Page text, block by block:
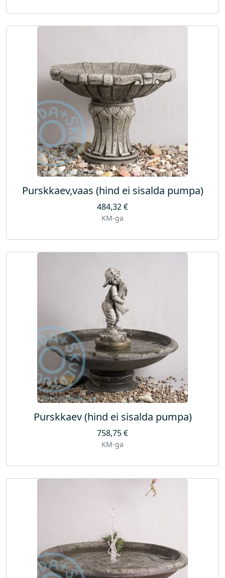
Purskkaev,vaas (hind ei sisalda pumpa)
484,32€
KM-ga
Purskkaev (hind ei sisalda pumpa)
758,75€
KM-ga